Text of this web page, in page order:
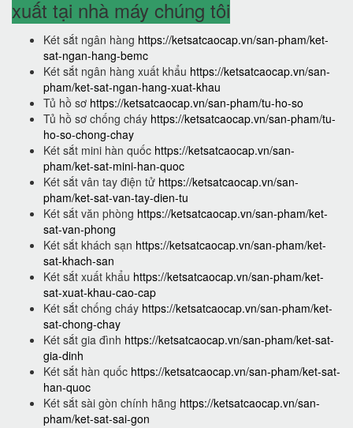
xuất tại nhà máy chúng tôi
Két sắt ngân hàng https://ketsatcaocap.vn/san-pham/ket-
sat-ngan-hang-bemc
Két sắt ngân hàng xuất khẩu https://ketsatcaocap.vn/san-
pham/ket-sat-ngan-hang-xuat-khau
Tủ hồ sơ https://ketsatcaocap.vn/san-pham/tu-ho-so
Tủ hồ sơ chống cháy https://ketsatcaocap.vn/san-pham/tu-
ho-so-chong-chay
Két sắt mini hàn quốc https://ketsatcaocap.vn/san-
pham/ket-sat-mini-han-quoc
Két sắt vân tay điện tử https://ketsatcaocap.vn/san-
pham/ket-sat-van-tay-dien-tu
Két sắt văn phòng https://ketsatcaocap.vn/san-pham/ket-
sat-van-phong
Két sắt khách sạn https://ketsatcaocap.vn/san-pham/ket-
sat-khach-san
Két sắt xuất khẩu https://ketsatcaocap.vn/san-pham/ket-
sat-xuat-khau-cao-cap
Két sắt chống cháy https://ketsatcaocap.vn/san-pham/ket-
sat-chong-chay
Két sắt gia đình https://ketsatcaocap.vn/san-pham/ket-sat-
gia-dinh
Két sắt hàn quốc https://ketsatcaocap.vn/san-pham/ket-sat-
han-quoc
Két sắt sài gòn chính hãng https://ketsatcaocap.vn/san-
pham/ket-sat-sai-gon